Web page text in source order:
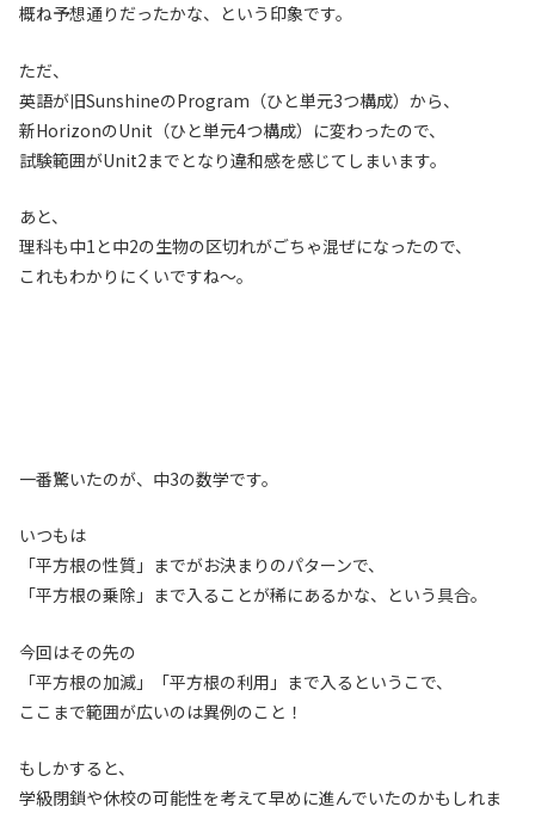
概ね予想通りだったかな、という印象です。
ただ、
英語が旧SunshineのProgram（ひと単元3つ構成）から、
新HorizonのUnit（ひと単元4つ構成）に変わったので、
試験範囲がUnit2までとなり違和感を感じてしまいます。
あと、
理科も中1と中2の生物の区切れがごちゃ混ぜになったので、
これもわかりにくいですね〜。
一番驚いたのが、中3の数学です。
いつもは
「平方根の性質」までがお決まりのパターンで、
「平方根の乗除」まで入ることが稀にあるかな、という具合。
今回はその先の
「平方根の加減」「平方根の利用」まで入るというこで、
ここまで範囲が広いのは異例のこと！
もしかすると、
学級閉鎖や休校の可能性を考えて早めに進んでいたのかもしれま